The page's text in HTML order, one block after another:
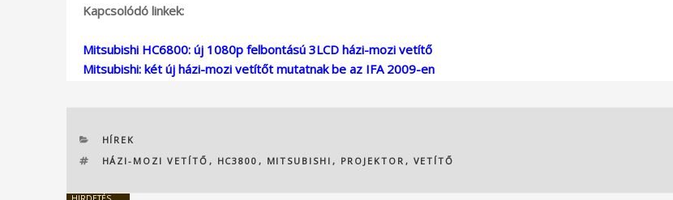
Kapcsolódó linkek:
Mitsubishi HC6800: új 1080p felbontású 3LCD házi-mozi vetítő
Mitsubishi: két új házi-mozi vetítőt mutatnak be az IFA 2009-en
KATEGÓRIÁK
HÍREK
CÍMKÉK
HÁZI-MOZI VETÍTŐ , HC3800 , MITSUBISHI , PROJEKTOR , VETÍTŐ